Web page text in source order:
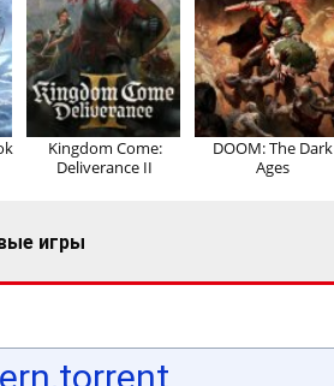
Kingdom Come:
Deliverance II
DOOM: The Dark
Ages
игры